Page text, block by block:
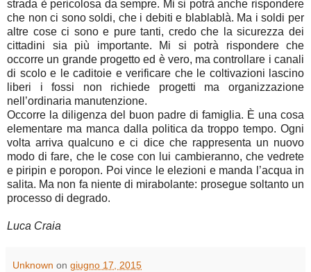
strada è pericolosa da sempre. Mi si potrà anche rispondere
che non ci sono soldi, che i debiti e blablablà. Ma i soldi per
altre cose ci sono e pure tanti, credo che la sicurezza dei
cittadini sia più importante. Mi si potrà rispondere che
occorre un grande progetto ed è vero, ma controllare i canali
di scolo e le caditoie e verificare che le coltivazioni lascino
liberi i fossi non richiede progetti ma organizzazione
nell’ordinaria manutenzione.
Occorre la diligenza del buon padre di famiglia. È una cosa
elementare ma manca dalla politica da troppo tempo. Ogni
volta arriva qualcuno e ci dice che rappresenta un nuovo
modo di fare, che le cose con lui cambieranno, che vedrete
e piripin e poropon. Poi vince le elezioni e manda l’acqua in
salita. Ma non fa niente di mirabolante: prosegue soltanto un
processo di degrado.
Luca Craia
Unknown on giugno 17, 2015